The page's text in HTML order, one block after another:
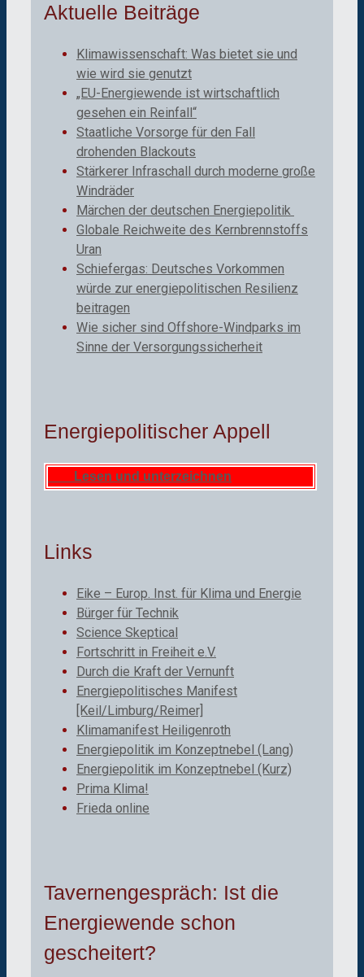
Aktuelle Beiträge
Klimawissenschaft: Was bietet sie und
wie wird sie genutzt
„EU-Energiewende ist wirtschaftlich
gesehen ein Reinfall“
Staatliche Vorsorge für den Fall
drohenden Blackouts
Stärkerer Infraschall durch moderne große
Windräder
Märchen der deutschen Energiepolitik
Globale Reichweite des Kernbrennstoffs
Uran
Schiefergas: Deutsches Vorkommen
würde zur energiepolitischen Resilienz
beitragen
Wie sicher sind Offshore-Windparks im
Sinne der Versorgungssicherheit
Energiepolitischer Appell
Lesen und unterzeichnen
Links
Eike – Europ. Inst. für Klima und Energie
Bürger für Technik
Science Skeptical
Fortschritt in Freiheit e.V.
Durch die Kraft der Vernunft
Energiepolitisches Manifest
[Keil/Limburg/Reimer]
Klimamanifest Heiligenroth
Energiepolitik im Konzeptnebel (Lang)
Energiepolitik im Konzeptnebel (Kurz)
Prima Klima!
Frieda online
Tavernengespräch: Ist die
Energiewende schon
gescheitert?